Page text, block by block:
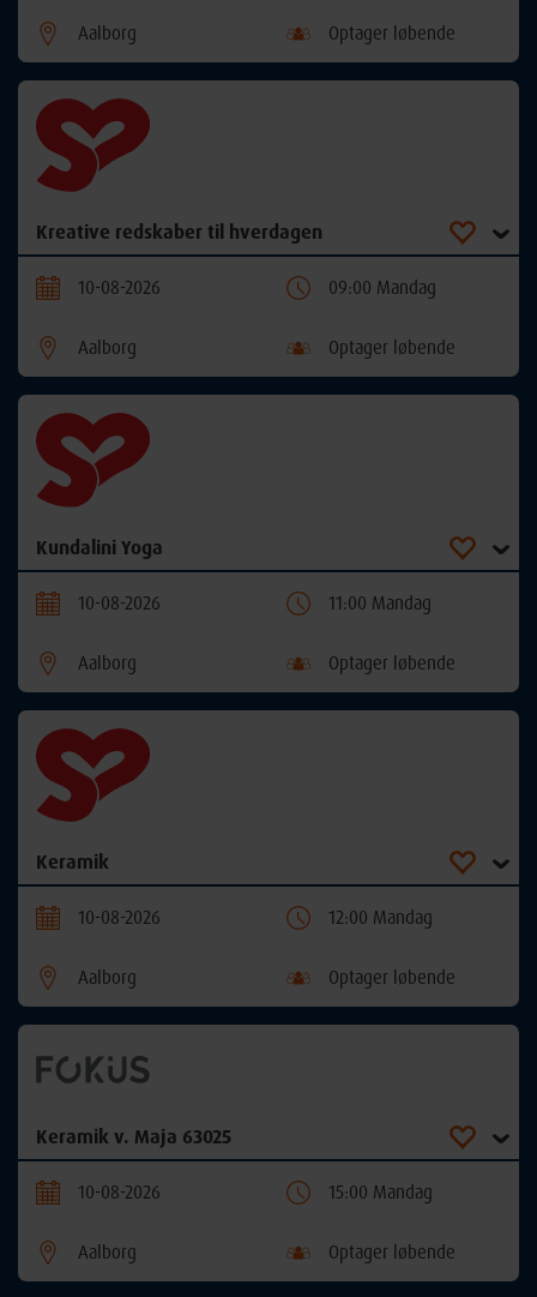
Aalborg Optager løbende
Kreative redskaber til hverdagen
10-08-2026 09:00 Mandag
Aalborg Optager løbende
Kundalini Yoga
10-08-2026 11:00 Mandag
Aalborg Optager løbende
Keramik
10-08-2026 12:00 Mandag
Aalborg Optager løbende
Keramik v. Maja 63025
10-08-2026 15:00 Mandag
Aalborg Optager løbende